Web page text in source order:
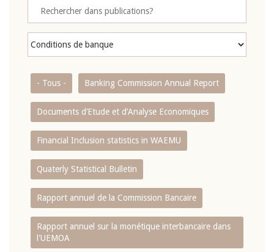
- Tous - Banking Commission Annual Report
Documents d’Etude et d’Analyse Economiques
Financial Inclusion statistics in WAEMU
Quaterly Statistical Bulletin
Rapport annuel de la Commission Bancaire
Rapport annuel sur la monétique interbancaire dans
l'UEMOA